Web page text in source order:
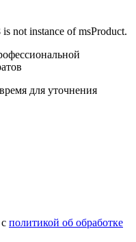
not instance of msProduct.
для уточнения
политикой об обработке